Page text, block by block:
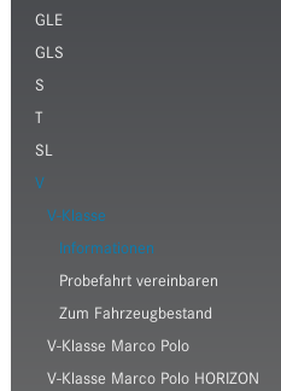
GLE
GLS
S
T
SL
V
V-Klasse
Informationen
Probefahrt vereinbaren
Zum Fahrzeugbestand
V-Klasse Marco Polo
V-Klasse Marco Polo HORIZON